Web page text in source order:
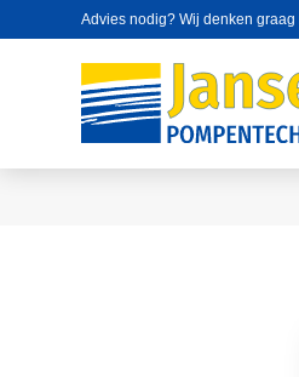
Advies nodig? Wij denken graag